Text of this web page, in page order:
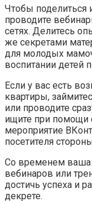
Чтобы
проводите
сетях. Делитесь
же секретами
для молодых
воспитании детей
Если у вас есть
квартиры,
или проводите
ищите при помощи
мероприятие
посетителя
Со временем ваша
вебинаров или
достичь успеха и
декрете.